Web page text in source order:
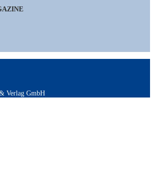
Verlag GmbH